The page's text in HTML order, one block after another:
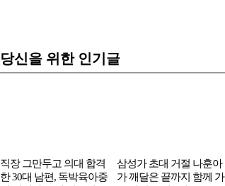
당신을 위한 인기글
직장 그만두고 의대 합격
한 30대 남편, 독박육아중
삼성가 초대 거절 나훈아
가 깨달은 끝까지 함께 가